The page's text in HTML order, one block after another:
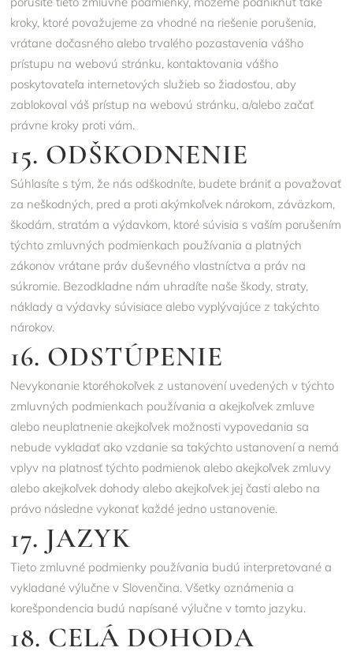
kroky, ktoré považujeme za vhodné na riešenie porušenia,
vrátane dočasného alebo trvalého pozastavenia vášho
prístupu na webovú stránku, kontaktovania vášho
poskytovateľa internetových služieb so žiadosťou, aby
zablokoval váš prístup na webovú stránku, a/alebo začať
právne kroky proti vám.
15. ODŠKODNENIE
Súhlasíte s tým, že nás odškodníte, budete brániť a považovať
za neškodných, pred a proti akýmkoľvek nárokom, záväzkom,
škodám, stratám a výdavkom, ktoré súvisia s vaším porušením
týchto zmluvných podmienkach používania a platných
zákonov vrátane práv duševného vlastníctva a práv na
súkromie. Bezodkladne nám uhradíte naše škody, straty,
náklady a výdavky súvisiace alebo vyplývajúce z takýchto
nárokov.
16. ODSTÚPENIE
Nevykonanie ktoréhokoľvek z ustanovení uvedených v týchto
zmluvných podmienkach používania a akejkoľvek zmluve
alebo neuplatnenie akejkoľvek možnosti vypovedania sa
nebude vykladať ako vzdanie sa takýchto ustanovení a nemá
vplyv na platnosť týchto podmienok alebo akejkoľvek zmluvy
alebo akejkoľvek dohody alebo akejkoľvek jej časti alebo na
právo následne vykonať každé jedno ustanovenie.
17. JAZYK
Tieto zmluvné podmienky používania budú interpretované a
vykladané výlučne v Slovenčina. Všetky oznámenia a
korešpondencia budú napísané výlučne v tomto jazyku.
18. CELÁ DOHODA